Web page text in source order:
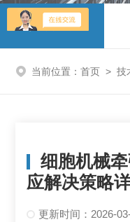
技术文章
当前位置： 首页 > 技
细胞机械
应解决策略
更新时间：2026-